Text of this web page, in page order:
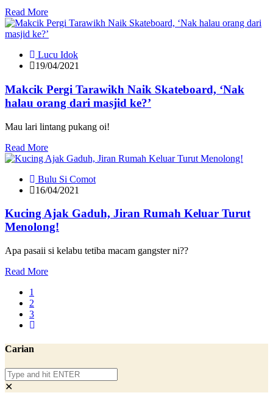
Read More
Lucu Idok
19/04/2021
Makcik Pergi Tarawikh Naik Skateboard, ‘Nak
halau orang dari masjid ke?’
Mau lari lintang pukang oi!
Read More
Bulu Si Comot
16/04/2021
Kucing Ajak Gaduh, Jiran Rumah Keluar Turut
Menolong!
Apa pasaii si kelabu tetiba macam gangster ni??
Read More
1
2
3
Carian
✕